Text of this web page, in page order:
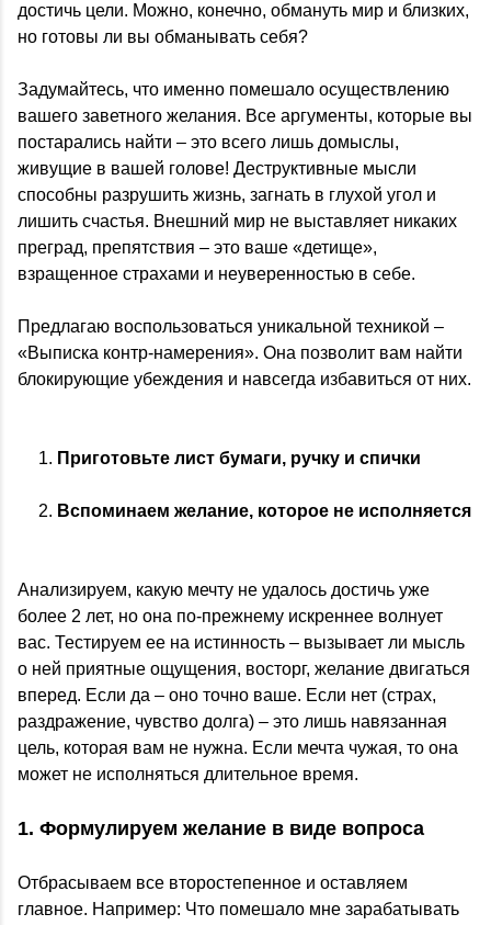
достичь цели. Можно, конечно, обмануть мир и близких,
но готовы ли вы обманывать себя?
Задумайтесь, что именно помешало осуществлению
вашего заветного желания. Все аргументы, которые вы
постарались найти – это всего лишь домыслы,
живущие в вашей голове! Деструктивные мысли
способны разрушить жизнь, загнать в глухой угол и
лишить счастья. Внешний мир не выставляет никаких
преград, препятствия – это ваше «детище»,
взращенное страхами и неуверенностью в себе.
Предлагаю воспользоваться уникальной техникой –
«Выписка контр-намерения». Она позволит вам найти
блокирующие убеждения и навсегда избавиться от них.
Приготовьте лист бумаги, ручку и спички
Вспоминаем желание, которое не исполняется
Анализируем, какую мечту не удалось достичь уже
более 2 лет, но она по-прежнему искреннее волнует
вас. Тестируем ее на истинность – вызывает ли мысль
о ней приятные ощущения, восторг, желание двигаться
вперед. Если да – оно точно ваше. Если нет (страх,
раздражение, чувство долга) – это лишь навязанная
цель, которая вам не нужна. Если мечта чужая, то она
может не исполняться длительное время.
1. Формулируем желание в виде вопроса
Отбрасываем все второстепенное и оставляем
главное. Например: Что помешало мне зарабатывать